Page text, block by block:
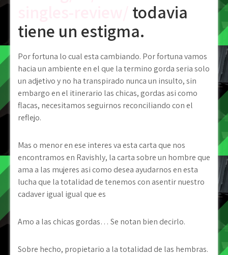
todavia
tiene un estigma.
Por fortuna lo cual esta cambiando. Por fortuna vamos
hacia un ambiente en el que la termino gorda seri­a solo
un adjetivo y no ha transpirado nunca un insulto, sin
embargo en el itinerario las chicas, gordas asi­ como
flacas, necesitamos seguirnos reconciliando con el
reflejo.
Mas o menor en ese interes va esta carta que nos
encontramos en Ravishly, la carta sobre un hombre que
ama a las mujeres asi­ como desea ayudarnos en esta
lucha que la totalidad de tenemos con asentir nuestro
cadaver igual igual que es
Amo a las chicas gordas… Se notan bien decirlo.
Sobre hecho, propietario a la totalidad de las hembras.